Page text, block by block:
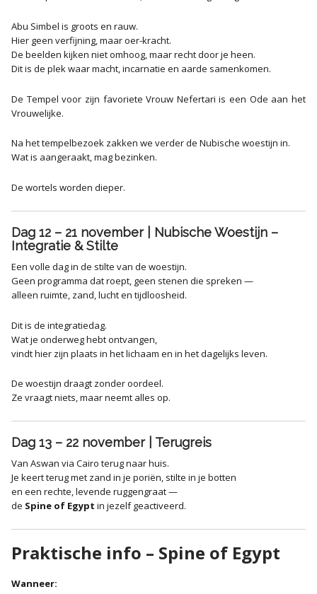
Abu Simbel is groots en rauw.
Hier geen verfijning, maar oer-kracht.
De beelden kijken niet omhoog, maar recht door je heen.
Dit is de plek waar macht, incarnatie en aarde samenkomen.
De Tempel voor zijn favoriete Vrouw Nefertari is een Ode aan het
Vrouwelijke.
Na het tempelbezoek zakken we verder de Nubische woestijn in.
Wat is aangeraakt, mag bezinken.
De wortels worden dieper.
Dag 12 – 21 november | Nubische Woestijn –
Integratie & Stilte
Een volle dag in de stilte van de woestijn.
Geen programma dat roept, geen stenen die spreken —
alleen ruimte, zand, lucht en tijdloosheid.
Dit is de integratiedag.
Wat je onderweg hebt ontvangen,
vindt hier zijn plaats in het lichaam en in het dagelijks leven.
De woestijn draagt zonder oordeel.
Ze vraagt niets, maar neemt alles op.
Dag 13 – 22 november | Terugreis
Van Aswan via Cairo terug naar huis.
Je keert terug met zand in je poriën, stilte in je botten
en een rechte, levende ruggengraat —
de Spine of Egypt in jezelf geactiveerd.
Praktische info – Spine of Egypt
Wanneer: